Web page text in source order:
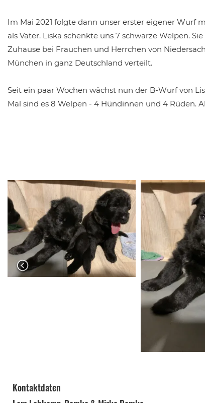
Im Mai 2021 folgte dann unser erster eigener Wurf
als Vater. Liska schenkte uns 7 schwarze Welpen.
Zuhause bei Frauchen und Herrchen von
München in ganz Deutschland verteilt.
Seit ein paar Wochen wächst nun der B-Wurf von
Mal sind es 8 Welpen - 4 Hündinnen und 4 Rüden.
Kontaktdaten